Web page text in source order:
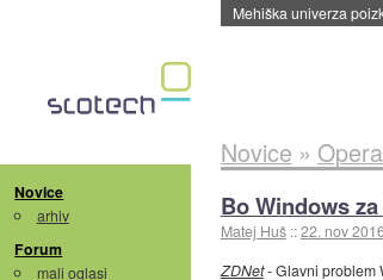
Evropska vesoljska
Novice
arhiv
Forum
mali oglasi
Novice »
Bo Windows
Matej Huš ::22. nov
ZDNet- Glavni problem